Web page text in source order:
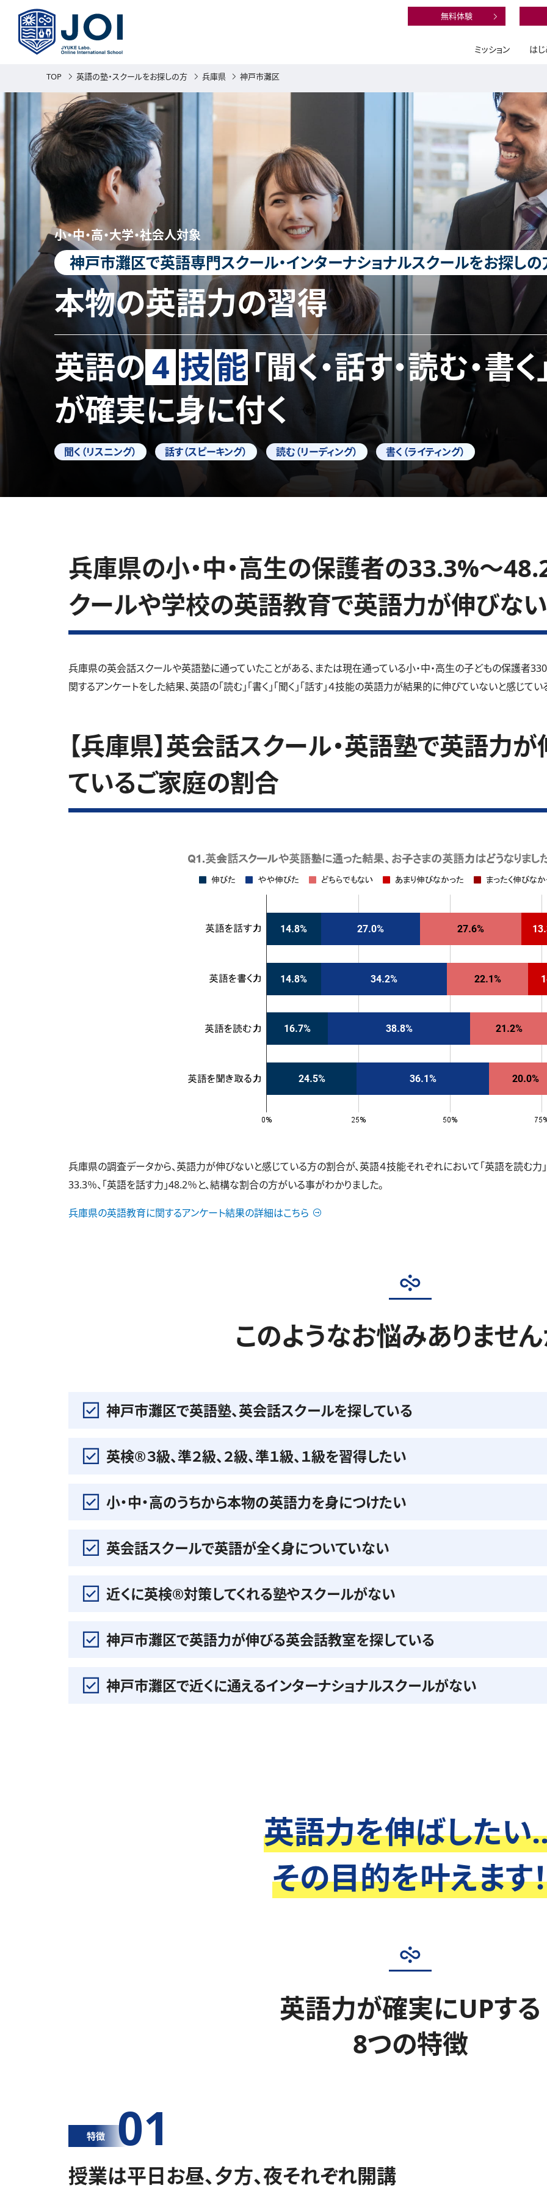
無料体験
ミッション は
TOP 英語の塾・スクールをお探しの方 兵庫県 神戸市灘区
小・中・高・大学・社会人対象
神戸市灘区で英語専門スクール・インターナショナルスクールをお探し
本物の英語力の習得
英語の4 技能「聞く・話す・読む・書く
が確実に身に付く
聞く（リスニング） 話す（スピーキング） 読む（リーディング） 書く（ライティング）
兵庫県の小・中・高生の保護者の33.3%～
クールや学校の英語教育で英語力が伸びな
兵庫県の英会話スクールや英語塾に通っていたことがある、または現在通っている小・中・高生の子どもの保護者
関するアンケートをした結果、英語の「読む」「書く」「聞く」「話す」４技能の英語力が結果的に伸びていないと感じ
【兵庫県】英会話スクール・英語塾で英語力
ているご家庭の割合
兵庫県の調査データから、英語力が伸びないと感じている方の割合が、英語４技能それぞれにおいて「英語を読む力」
33.3％、「英語を話す力」48.2％と、結構な割合の方がいる事がわかりました。
兵庫県の英語教育に関するアンケート結果の詳細はこちら
このようなお悩みありません
神戸市灘区で英語塾、英会話スクールを探している
英検®️３級、準２級、２級、準１級、１級を習得したい
小・中・高のうちから本物の英語力を身につけたい
英会話スクールで英語が全く身についていない
近くに英検®️対策してくれる塾やスクールがない
神戸市灘区で英語力が伸びる英会話教室を探している
神戸市灘区で近くに通えるインターナショナルスクールがない
英語力を伸ばしたい
その目的を叶えます
英語力が確実にUPする
8つの特徴
特徴 01
授業は平日お昼、夕方、夜それぞれ開講